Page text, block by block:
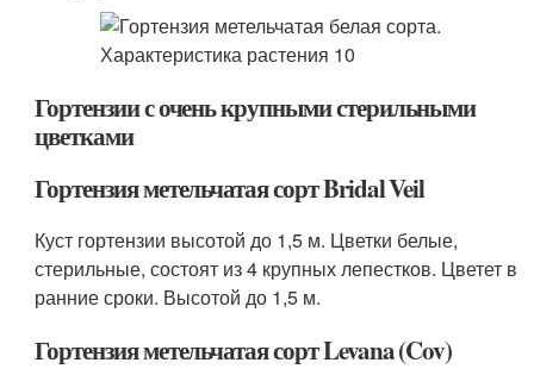
Гортензии с очень крупными стерильными
цветками
Гортензия метельчатая сорт Bridal Veil
Куст гортензии высотой до 1,5 м. Цветки белые,
стерильные, состоят из 4 крупных лепестков. Цветет в
ранние сроки. Высотой до 1,5 м.
Гортензия метельчатая сорт Levana (Cov)